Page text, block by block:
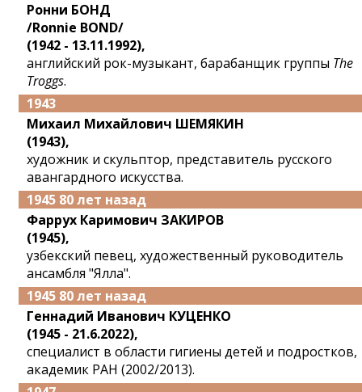
Ронни БОНД
/Ronnie BOND/
(1942 - 13.11.1992),
английский рок-музыкант, барабанщик группы The
Troggs.
1943
Михаил Михайлович ШЕМЯКИН
(1943),
художник и скульптор, представитель русского
авангардного искусства.
1945 80 лет назад
Фаррух Каримович ЗАКИРОВ
(1945),
узбекский певец, художественный руководитель
ансамбля "Ялла".
1945 80 лет назад
Геннадий Иванович КУЦЕНКО
(1945 - 21.6.2022),
специалист в области гигиены детей и подростков,
академик РАН (2002/2013).